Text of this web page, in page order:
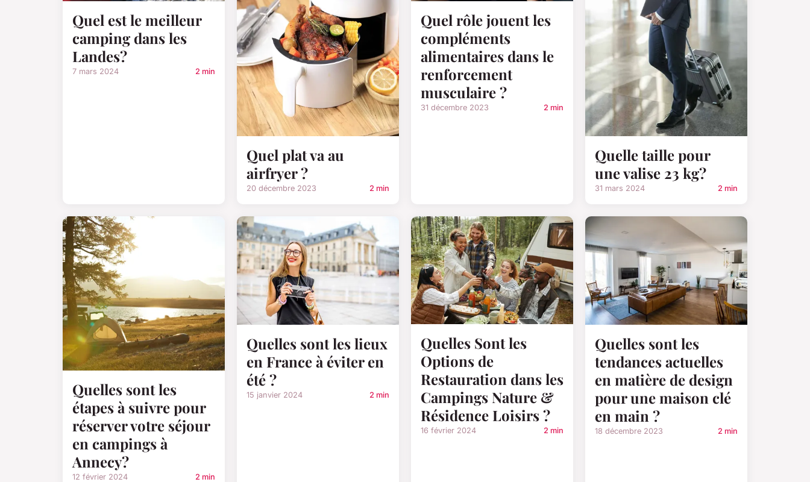
Quel est le meilleur
camping dans les
Landes?
7 mars 2024 2 min
Quel plat va au
airfryer ?
20 décembre 2023 2 min
Quel rôle jouent les
compléments
alimentaires dans le
renforcement
musculaire ?
31 décembre 2023 2 min
Quelle taille pour
une valise 23 kg?
31 mars 2024 2 min
Quelles sont les
étapes à suivre pour
réserver votre séjour
en campings à
Annecy?
12 février 2024 2 min
Quelles sont les lieux
en France à éviter en
été ?
15 janvier 2024 2 min
Quelles Sont les
Options de
Restauration dans les
Campings Nature &
Résidence Loisirs ?
16 février 2024 2 min
Quelles sont les
tendances actuelles
en matière de design
pour une maison clé
en main ?
18 décembre 2023 2 min